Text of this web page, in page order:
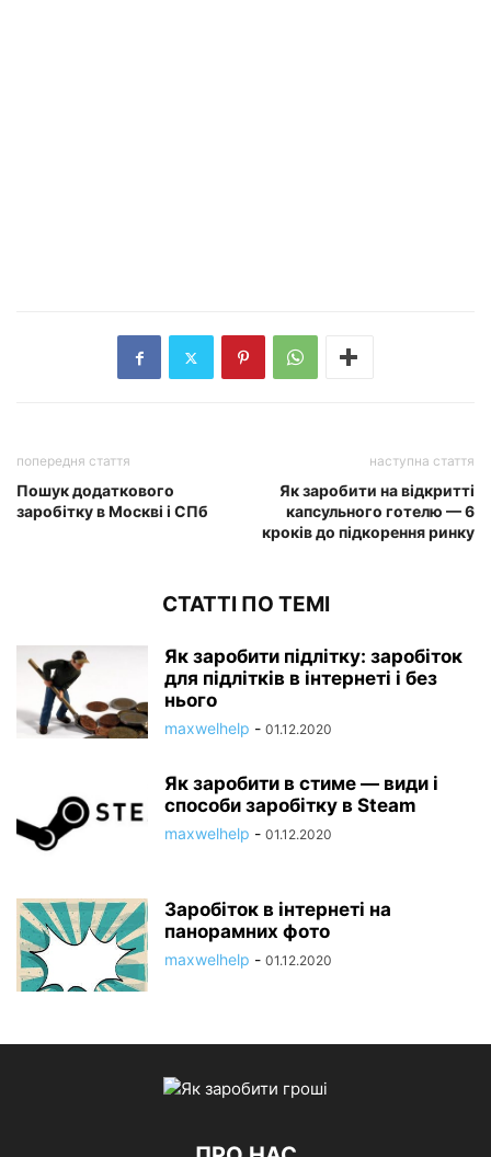
попередня стаття
Пошук додаткового
заробітку в Москві і СПб
наступна стаття
Як заробити на відкритті
капсульного готелю — 6
кроків до підкорення ринку
СТАТТІ ПО ТЕМІ
Як заробити підлітку: заробіток
для підлітків в інтернеті і без
нього
maxwelhelp - 01.12.2020
Як заробити в стиме — види і
способи заробітку в Steam
maxwelhelp - 01.12.2020
Заробіток в інтернеті на
панорамних фото
maxwelhelp - 01.12.2020